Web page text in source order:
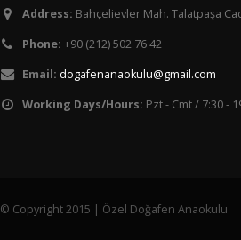
Address: Bahçelievler Mah. Talatpaşa
Phone: +90 (212) 502 76 42
Email: dogafenanaokulu@gmail.com
Working Days/Hours: Pzt - Cmt / 7:30 -
© Copyright 2015 | Özel Doğafen Anaokulu